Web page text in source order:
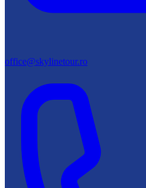
office@skylinetour.ro